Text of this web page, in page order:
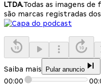
LTDA.Todas as imagens
são marcas registradas
Saiba mais Pular anuncio
00:00